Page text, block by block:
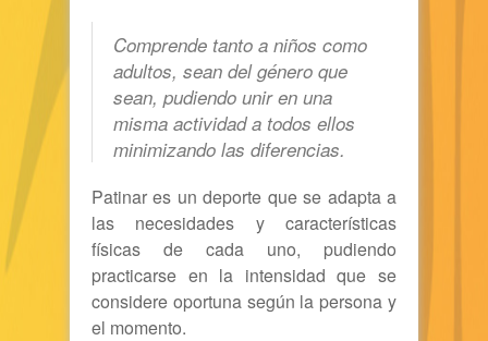
Comprende tanto a niños como
adultos, sean del género que
sean, pudiendo unir en una
misma actividad a todos ellos
minimizando las diferencias.
Patinar es un deporte que se adapta a
las necesidades y características
físicas de cada uno, pudiendo
practicarse en la intensidad que se
considere oportuna según la persona y
el momento.